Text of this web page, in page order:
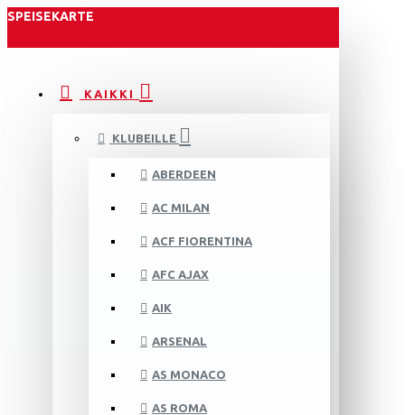
SPEISEKARTE
KAIKKI
KLUBEILLE
ABERDEEN
AC MILAN
ACF FIORENTINA
AFC AJAX
AIK
ARSENAL
AS MONACO
AS ROMA